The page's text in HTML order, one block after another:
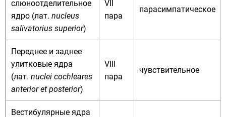
слюноотделительное
ядро (лат. nucleus
salivatorius superior)
VII
пара
парасимпатическое
Переднее и заднее
улитковые ядра
(лат. nuclei cochleares
anterior et posterior)
VIII
пара
чувствительное
Вестибулярные ядра